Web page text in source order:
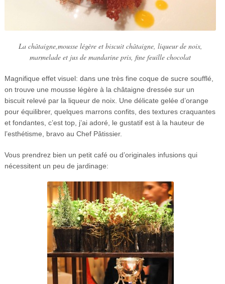
La châtaigne,mousse légère et biscuit châtaigne, liqueur de noix,
marmelade et jus de mandarine pris, fine feuille chocolat
Magnifique effet visuel: dans une très fine coque de sucre soufflé,
on trouve une mousse légère à la châtaigne dressée sur un
biscuit relevé par la liqueur de noix. Une délicate gelée d’orange
pour équilibrer, quelques marrons confits, des textures craquantes
et fondantes, c’est top, j’ai adoré, le gustatif est à la hauteur de
l’esthétisme, bravo au Chef Pâtissier.
Vous prendrez bien un petit café ou d’originales infusions qui
nécessitent un peu de jardinage: